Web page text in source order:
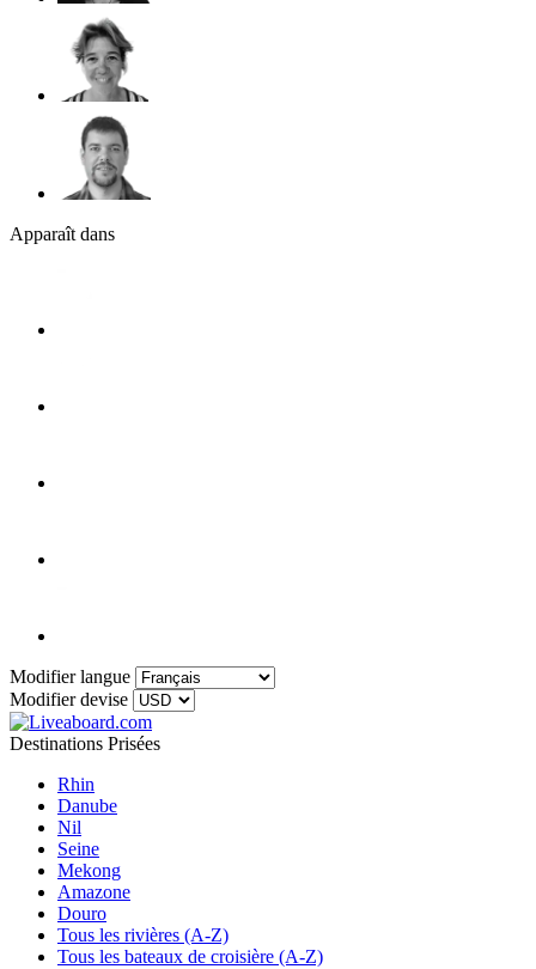
Apparaît dans
Modifier langue
Modifier devise
Destinations Prisées
Rhin
Danube
Nil
Seine
Mekong
Amazone
Douro
Tous les rivières (A-Z)
Tous les bateaux de croisière (A-Z)